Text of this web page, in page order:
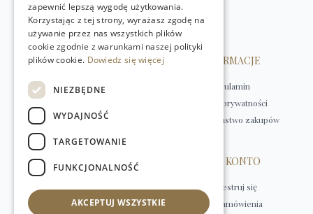
kontakt@w-natural.pl
Obsługa sklepu internetowego
+48 798 349 435
OBSŁUGA KLIENTA
Kontakt
Dostawa
Zwroty
INFORMACJE
Regulamin
Polityka prywatności
Bezpieczeństwo zakupów
HERBATY
Herbaty rooibos
MOJE KONTO
Zarejestruj się
Moje zamówienia
zapewnić lepszą wygodę użytkowania.
Korzystając z tej strony, wyrażasz zgodę na
używanie przez nas wszystkich plików
cookie zgodnie z warunkami naszej polityki
plików cookie. Dowiedz się więcej
NIEZBĘDNE
WYDAJNOŚĆ
TARGETOWANIE
FUNKCJONALNOŚĆ
AKCEPTUJ WSZYSTKIE